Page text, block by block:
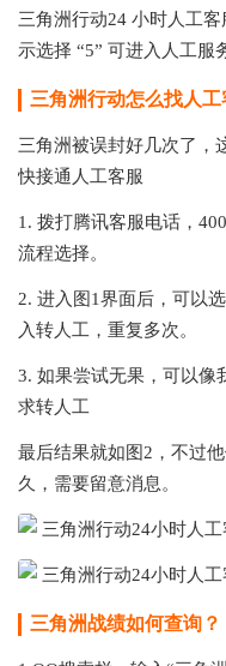
三角洲行动24 小时人工
示选择 “5” 可进入人工服
三角洲行动怎么找人工
三角洲被误封好几次了，
快接通人工客服
1. 拨打腾讯客服电话，
流程选择。
2. 进入图1界面后，可以
入转人工，重复多次。
3. 如果尝试无果，可以像
求转人工
最后结果就如图2，不过
久，需要留意消息。
三角洲战绩如何查询？